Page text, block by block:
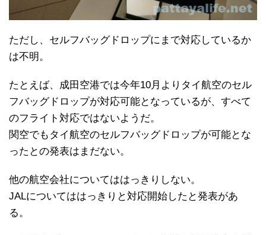
ただし、セルフバッグドロップにまで対応しているか
は不明。
たとえば、成田空港では今年10月よりタイ航空のセル
フバッグドロップが対応可能となっているが、すべて
のフライト対応ではないようだ。
関空でもタイ航空のセルフバッグドロップが可能とな
ったとの発表はまだない。
他の航空会社についてははっきりしない。
JALについてははっきりと対応開始したと発表があ
る。